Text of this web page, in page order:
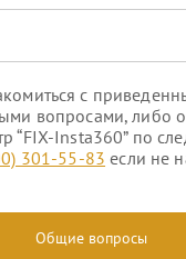
с
вопросами, либо
“FIX-Insta360” по
301-55-83 если не
Общие вопросы